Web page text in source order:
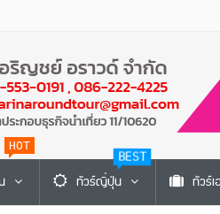
HOT
ทัวร์ญี่ปุ่น
BEST
ทัวร์เ